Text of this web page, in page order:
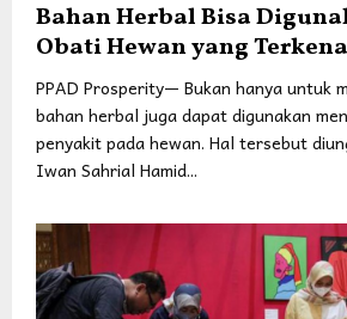
Bahan Herbal Bisa
Obati Hewan yang
PPAD Prosperity— Bukan hanya untuk
bahan herbal juga dapat digunakan
penyakit pada hewan. Hal tersebut
Iwan Sahrial Hamid...